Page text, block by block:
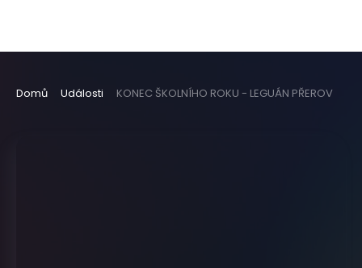
Domů Události KONEC ŠKOLNÍHO ROKU - LEGUÁN PŘEROV